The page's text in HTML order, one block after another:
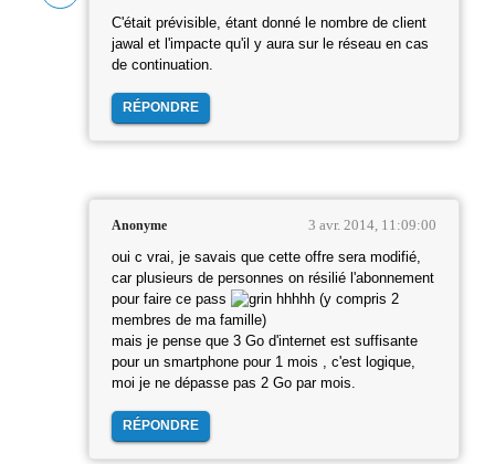
C'était prévisible, étant donné le nombre de client
jawal et l'impacte qu'il y aura sur le réseau en cas
de continuation.
RÉPONDRE
Anonyme 3 avr. 2014, 11:09:00
oui c vrai, je savais que cette offre sera modifié,
car plusieurs de personnes on résilié l'abonnement
pour faire ce pass
hhhhh (y compris 2
membres de ma famille)
mais je pense que 3 Go d'internet est suffisante
pour un smartphone pour 1 mois , c'est logique,
moi je ne dépasse pas 2 Go par mois.
RÉPONDRE